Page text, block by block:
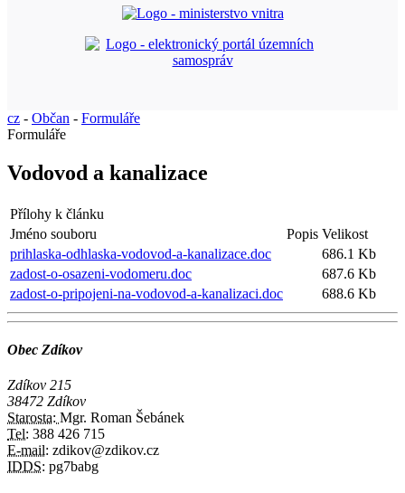
cz - Občan - Formuláře
Formuláře
Vodovod a kanalizace
Přílohy k článku
Jméno souboru
Popis Velikost
prihlaska-odhlaska-vodovod-a-kanalizace.doc
686.1 Kb
zadost-o-osazeni-vodomeru.doc
687.6 Kb
zadost-o-pripojeni-na-vodovod-a-kanalizaci.doc
688.6 Kb
Obec Zdíkov
Zdíkov 215
38472 Zdíkov
Starosta: Mgr. Roman Šebánek
Tel: 388 426 715
E-mail: zdikov@zdikov.cz
IDDS: pg7babg